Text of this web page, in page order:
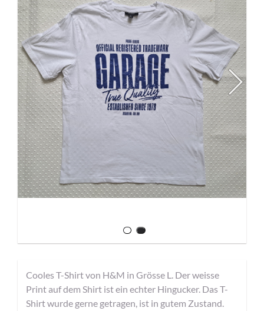
Cooles T-Shirt von H&M in Grösse L. Der weisse
Print auf dem Shirt ist ein echter Hingucker. Das T-
Shirt wurde gerne getragen, ist in gutem Zustand.